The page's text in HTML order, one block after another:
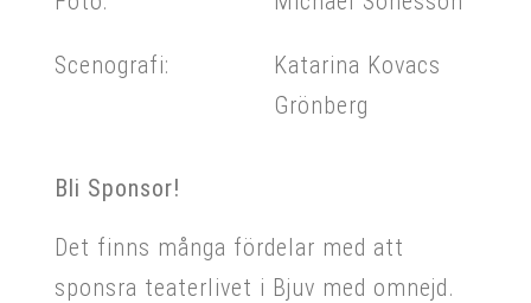
Scenografi:
Katarina Kovacs
Grönberg
Bli Sponsor!
Det finns många fördelar med att
sponsra teaterlivet i Bjuv med omnejd.